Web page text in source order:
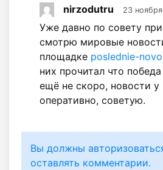
nirzodutru 23
Уже давно по совету
смотрю мировые
площадке poslednie-
них прочитал что
ещё не скоро, новости у
оперативно, советую.
Вы должны
оставлять комментарии.